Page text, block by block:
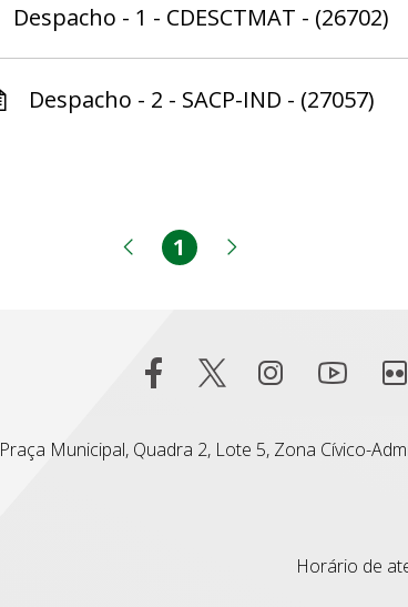
Despacho - 1 - CDESCTMAT - (26702)
Despacho - 2 - SACP-IND - (27057)
Página anterior
Página
1
Praça Municipal, Quadra 2, Lote 5, Zona Cívico-
Horário de